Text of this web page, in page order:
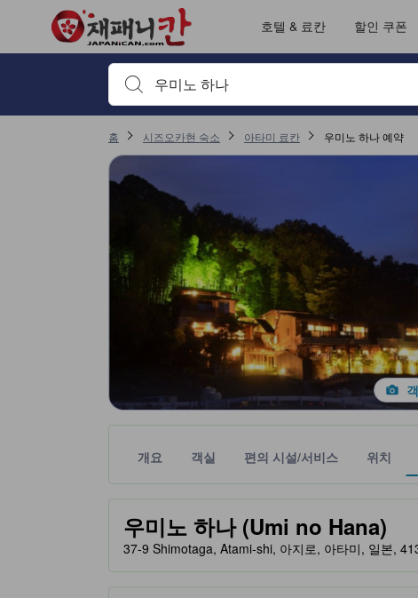
호텔 & 료칸 할인 쿠폰
검색하고 싶은 키워드나 숙소명을 입력하고 방향키나 탭
홈 시즈오카현 숙소 아타미 료칸 우미노 하나 예약
개요 객실 편의 시설/서비스 위치
우미노 하나 (Umi no Hana)
tooltip
노란색 별 표시는 기대할 수 있는 편안함, 편의 시설 및
37-9 Shimotaga, Atami-shi, 아지로, 아타미, 일본,